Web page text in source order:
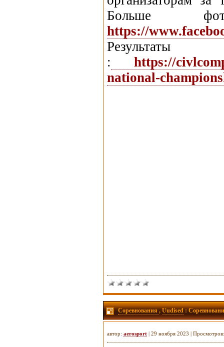
Больше
https://
: https://
national-
Соревнования,Uudised:
автор: aerosport | 29 ноября 2023 |